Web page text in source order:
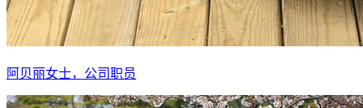
阿贝丽女士，公司职员